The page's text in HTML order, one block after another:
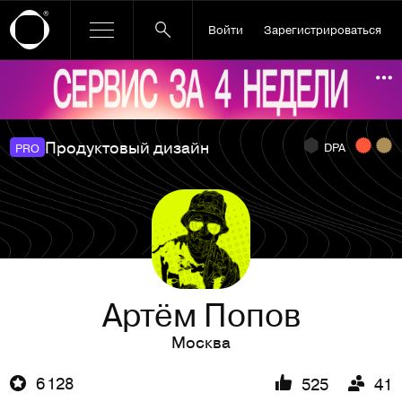
Войти Зарегистрироваться
Ссылка баннера
PRO Продуктовый дизайн DPA
Артём Попов
Москва
6 128
525 41